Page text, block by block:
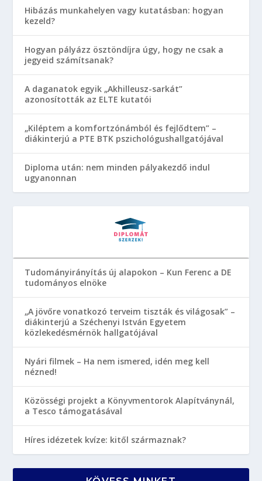
Hibázás munkahelyen vagy kutatásban: hogyan
kezeld?
Hogyan pályázz ösztöndíjra úgy, hogy ne csak a
jegyeid számítsanak?
A daganatok egyik „Akhilleusz-sarkát”
azonosították az ELTE kutatói
„Kiléptem a komfortzónámból és fejlődtem” –
diákinterjú a PTE BTK pszichológushallgatójával
Diploma után: nem minden pályakezdő indul
ugyanonnan
Tudományirányítás új alapokon – Kun Ferenc a DE
tudományos elnöke
„A jövőre vonatkozó terveim tiszták és világosak” –
diákinterjú a Széchenyi István Egyetem
közlekedésmérnök hallgatójával
Nyári filmek – Ha nem ismered, idén meg kell
nézned!
Közösségi projekt a Könyvmentorok Alapítványnál,
a Tesco támogatásával
Híres idézetek kvíze: kitől származnak?